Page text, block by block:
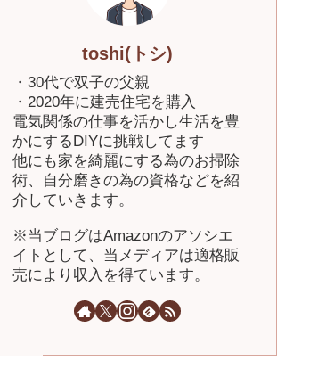
toshi(トシ)
・30代で双子の父親
・2020年に建売住宅を購入
電気関係の仕事を活かし生活を豊
かにするDIYに挑戦してます
他にも家を綺麗にする為のお掃除
術、自分磨きの為の資格などを紹
介していきます。
※当ブログはAmazonのアソシエ
イトとして、当メディアは適格販
売により収入を得ています。